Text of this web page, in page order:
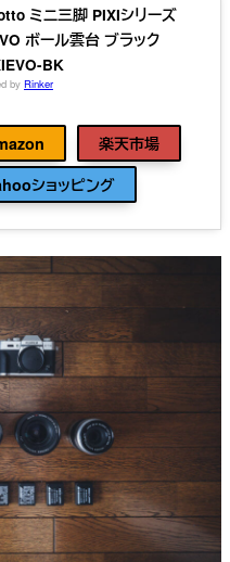
ミニ三脚 PIXIシリーズ
ボール雲台 ブラック
BK
by Rinker
楽天市場
ショッピング